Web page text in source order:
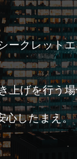
ークレット
上げを行う場
心したまえ。